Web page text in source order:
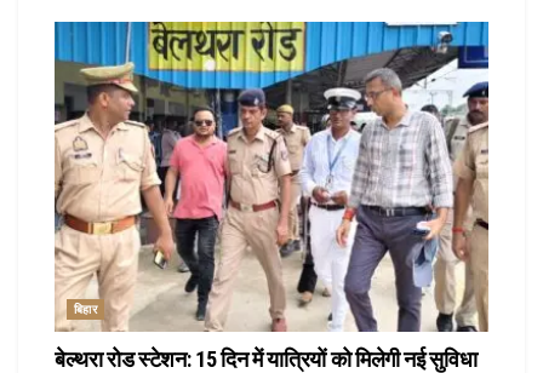
बिहार
बेल्थरा रोड स्टेशन: 15 दिन में यात्रियों को मिलेगी नई सुविधा